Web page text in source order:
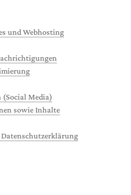
und Webhosting
(Social Media)
sowie Inhalte